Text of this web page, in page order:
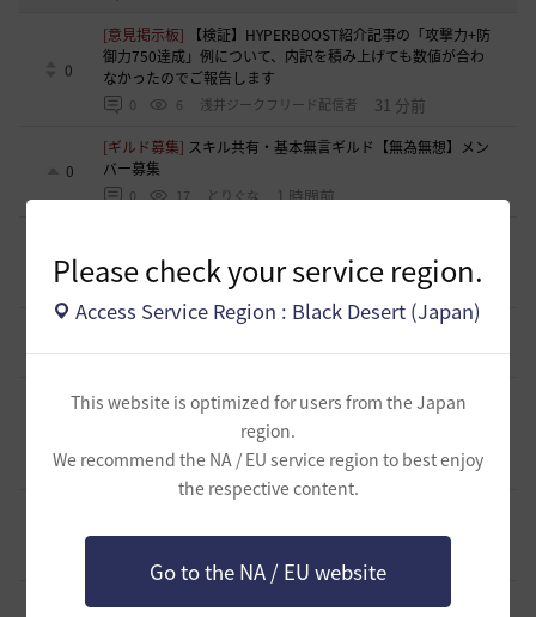
Please check your service region.
Access Service Region : Black Desert (Japan)
This website is optimized for users from the Japan
region.
We recommend the NA / EU service region to best enjoy
the respective content.
Go to the NA / EU website
0
[意見掲示板]
【検証】HYPERBOOST紹介記事の「攻撃力+防
御力750達成」例について、内訳を積み上げても数値が合わ
なかったのでご報告します
0 6 浅井ジークフリード配信者 31 分前
0
[ギルド募集] スキル共有・基本無言ギルド【無為無想】メン
バー募集
0 17 とりぐな 1 時間前
1
ント離脱と可視化の限界について）
1 35 浅井ジークフリード配信者 2 時間前
【TrueWinter】ギルドメンバー募集
0 55 倉葉 7 時間前
[ギルド募集] 好きなキャラで好きなことを！無言OK挨拶自
由！基本ソロだけどたまにおしゃべりを楽しんだり(*'ω'*)
【魔弾の射手】で一緒に遊びませんか？
0 58 oすずo 7 時間前
者復帰者歓迎！！
かぐらBDO 11 時間前
[ギルド募集]ギルチャ完全無言推奨・ソロ向けギルド「スト